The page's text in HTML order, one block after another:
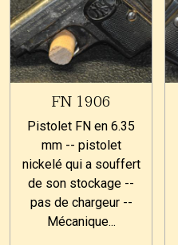
FN 1906
Pistolet FN en 6.35
mm -- pistolet
nickelé qui a souffert
de son stockage --
pas de chargeur --
Mécanique...